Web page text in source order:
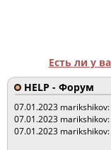
Есть ли у
HELP - Форум
07.01.2023 marikshikov:
07.01.2023 marikshikov:
07.01.2023 marikshikov: